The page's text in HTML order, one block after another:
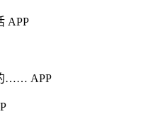
APP
的…… APP